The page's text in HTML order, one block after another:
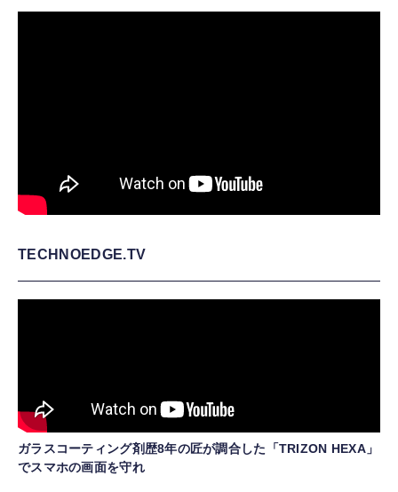
TECHNOEDGE.TV
ガラスコーティング剤歴8年の匠が調合した「TRIZON HEXA」
でスマホの画面を守れ